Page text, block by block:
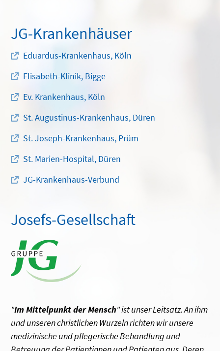
JG-Krankenhäuser
Eduardus-Krankenhaus, Köln
Elisabeth-Klinik, Bigge
Ev. Krankenhaus, Köln
St. Augustinus-Krankenhaus, Düren
St. Joseph-Krankenhaus, Prüm
St. Marien-Hospital, Düren
JG-Krankenhaus-Verbund
Josefs-Gesellschaft
"Im Mittelpunkt der Mensch" ist unser Leitsatz. An ihm
und unseren christlichen Wurzeln richten wir unsere
medizinische und pflegerische Behandlung und